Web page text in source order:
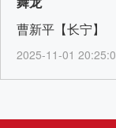
曹新平【长宁】
2025-11-01